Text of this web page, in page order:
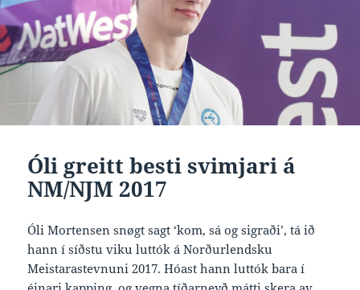
Óli greitt besti svimjari á
NM/NJM 2017
Óli Mortensen snøgt sagt ‘kom, sá og sigraði’, tá ið
hann í síðstu viku luttók á Norðurlendsku
Meistarastevnuni 2017. Hóast hann luttók bara í